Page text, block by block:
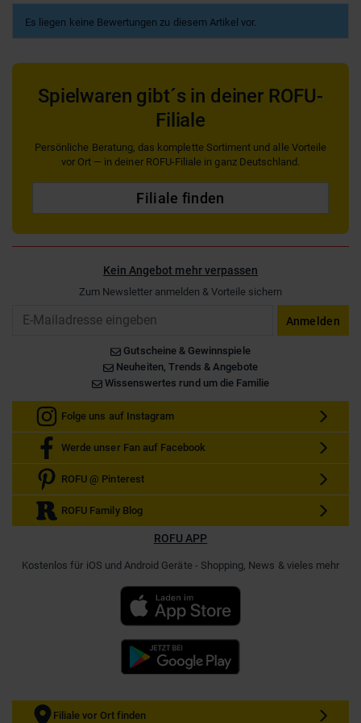
Es liegen keine Bewertungen zu diesem Artikel vor.
Spielwaren gibt´s in deiner ROFU-
Filiale
Persönliche Beratung, das komplette Sortiment und alle Vorteile
vor Ort — in deiner ROFU-Filiale in ganz Deutschland.
Filiale finden
Kein Angebot mehr verpassen
Zum Newsletter anmelden & Vorteile sichern
Anmelden
Gutscheine & Gewinnspiele
Neuheiten, Trends & Angebote
Wissenswertes rund um die Familie
Folge uns auf Instagram
Werde unser Fan auf Facebook
ROFU @ Pinterest
ROFU Family Blog
ROFU APP
Kostenlos für iOS und Android Geräte - Shopping, News & vieles mehr
Filiale vor Ort finden